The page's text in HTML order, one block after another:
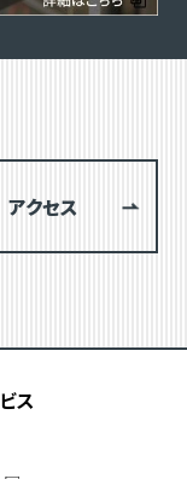
アクセス
ス